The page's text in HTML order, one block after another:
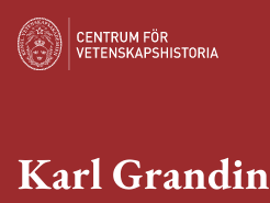
Karl Grandin